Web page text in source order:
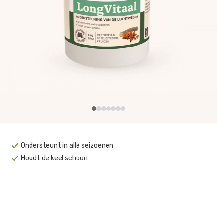
Ondersteunt in alle seizoenen
Houdt de keel schoon